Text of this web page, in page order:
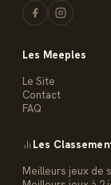
Les Meeples
Le Site
Contact
FAQ
Les
Meilleurs jeux de